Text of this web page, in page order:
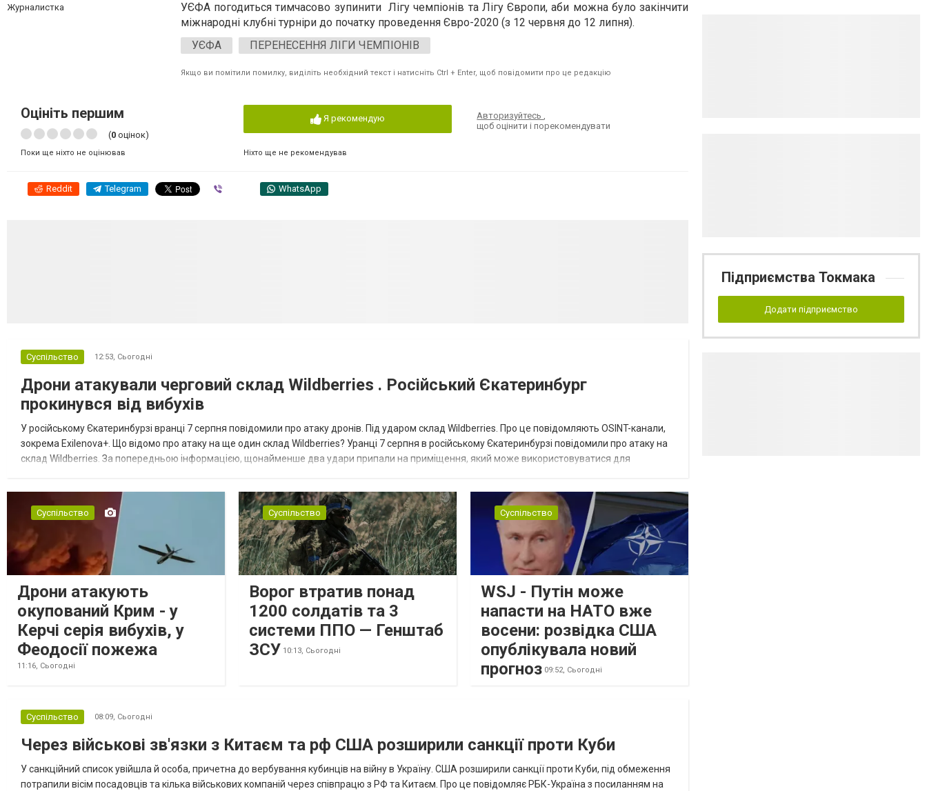
Журналистка
УЄФА погодиться тимчасово зупинити Лігу чемпіонів та Лігу Європи, аби можна було закінчити
міжнародні клубні турніри до початку проведення Євро-2020 (з 12 червня до 12 липня).
УЄФА
ПЕРЕНЕСЕННЯ ЛІГИ ЧЕМПІОНІВ
Якщо ви помітили помилку, виділіть необхідний текст і натисніть Ctrl + Enter, щоб повідомити про це редакцію
Оцініть першим
(0 оцінок)
Поки ще ніхто не оцінював
Я рекомендую
Ніхто ще не рекомендував
Авторизуйтесь,
щоб оцінити і порекомендувати
Reddit Telegram WhatsApp
Суспільство 12:53, Сьогодні
Дрони атакували черговий склад Wildberries . Російський Єкатеринбург
прокинувся від вибухів
У російському Єкатеринбурзі вранці 7 серпня повідомили про атаку дронів. Під ударом склад Wildberries. Про це повідомляють OSINT-канали,
зокрема Exilenova+. Що відомо про атаку на ще один склад Wildberries? Уранці 7 серпня в російському Єкатеринбурзі повідомили про атаку на
склад Wildberries. За попередньою інформацією, щонайменше два удари припали на приміщення, який може використовуватися для
Суспільство
Дрони атакують
окупований Крим - у
Керчі серія вибухів, у
Феодосії пожежа
11:16, Сьогодні
Суспільство
Ворог втратив понад
1200 солдатів та 3
системи ППО — Генштаб
ЗСУ 10:13, Сьогодні
Суспільство
WSJ - Путін може
напасти на НАТО вже
восени: розвідка США
опублікувала новий
прогноз 09:52, Сьогодні
Суспільство 08:09, Сьогодні
Через військові зв'язки з Китаєм та рф США розширили санкції проти Куби
У санкційний список увійшла й особа, причетна до вербування кубинців на війну в Україну. США розширили санкції проти Куби, під обмеження
потрапили вісім посадовців та кілька військових компаній через співпрацю з РФ та Китаєм. Про це повідомляє РБК-Україна з посиланням на
Підприємства Токмака
Додати підприємство